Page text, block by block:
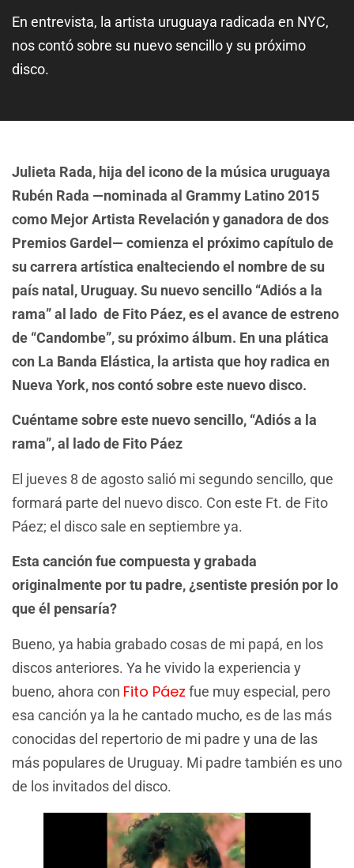
En entrevista, la artista uruguaya radicada en NYC,
nos contó sobre su nuevo sencillo y su próximo
disco.
Julieta Rada, hija del icono de la música uruguaya
Rubén Rada —nominada al Grammy Latino 2015
como Mejor Artista Revelación y ganadora de dos
Premios Gardel— comienza el próximo capítulo de
su carrera artística enalteciendo el nombre de su
país natal, Uruguay. Su nuevo sencillo “Adiós a la
rama” al lado de Fito Páez, es el avance de estreno
de “Candombe”, su próximo álbum. En una plática
con La Banda Elástica, la artista que hoy radica en
Nueva York, nos contó sobre este nuevo disco.
Cuéntame sobre este nuevo sencillo, “Adiós a la
rama”, al lado de Fito Páez
El jueves 8 de agosto salió mi segundo sencillo, que
formará parte del nuevo disco. Con este Ft. de Fito
Páez; el disco sale en septiembre ya.
Esta canción fue compuesta y grabada
originalmente por tu padre, ¿sentiste presión por lo
que él pensaría?
Bueno, ya habia grabado cosas de mi papá, en los
discos anteriores. Ya he vivido la experiencia y
bueno, ahora con Fito Páez fue muy especial, pero
esa canción ya la he cantado mucho, es de las más
conocidas del repertorio de mi padre y una de las
más populares de Uruguay. Mi padre también es uno
de los invitados del disco.